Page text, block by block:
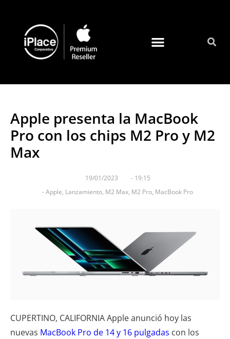
Apple presenta la MacBook
Pro con los chips M2 Pro y M2
Max
19/01/2023 - 19:15
-Apple, Lanzamiento, M2 Max, M2 Pro, MacBook Pro
CUPERTINO, CALIFORNIAApple anunció hoy las
nuevas MacBook Pro de 14 y 16 pulgadas con los